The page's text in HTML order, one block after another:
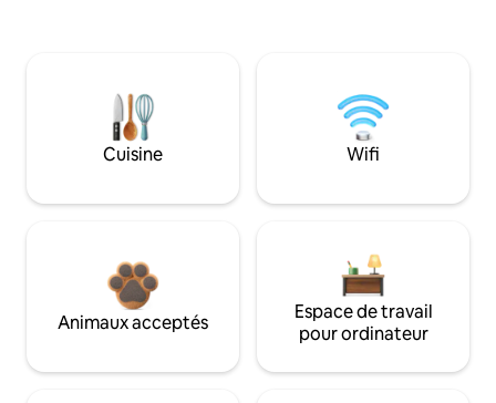
Cuisine Wifi
Animaux acceptés
Espace de travail
pour ordinateur